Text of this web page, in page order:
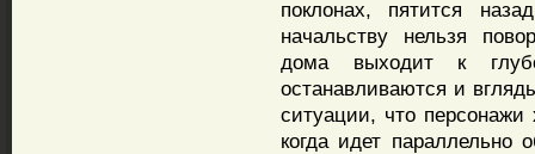
поклонах, пятится
начальству нельзя
дома выходит к
останавливаются и
ситуации, что
когда идет параллельно